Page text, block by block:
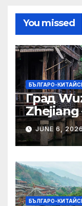
You missed
БЪЛГАРО-
Град
Zhejiang
JUNE 6,
БЪЛГАРО-